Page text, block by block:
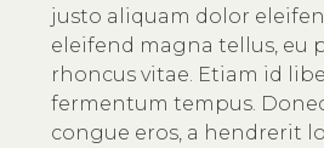
justo aliquam dolor
eleifend magna tellus, eu
rhoncus vitae. Etiam id
fermentum tempus.
congue eros, a hendrerit